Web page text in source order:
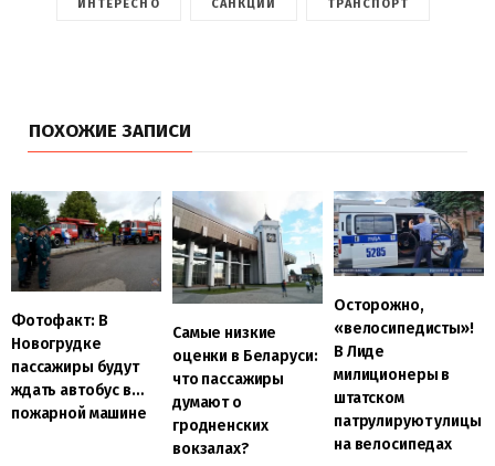
ИНТЕРЕСНО САНКЦИИ ТРАНСПОРТ
ПОХОЖИЕ ЗАПИСИ
Фотофакт: В
Новогрудке
пассажиры будут
ждать автобус в…
пожарной машине
Самые низкие
оценки в Беларуси:
что пассажиры
думают о
гродненских
вокзалах?
Осторожно,
«велосипедисты»!
В Лиде
милиционеры в
штатском
патрулируют улицы
на велосипедах